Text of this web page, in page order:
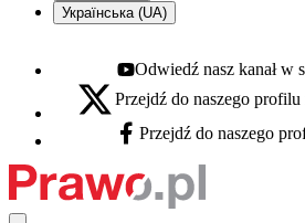
Українська (UA)
Youtube - otwiera się w nowej
Odwiedź nasz kanał w
X - otwiera się w nowej karcie
Przejdź do naszego
Facebook - otwiera się w nowej
Przejdź do naszego